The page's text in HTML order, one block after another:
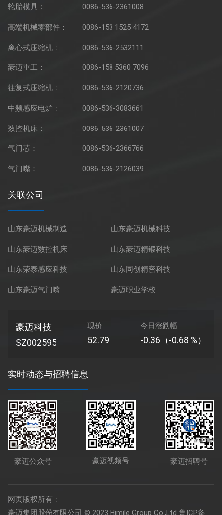
轮胎模具： 0086-536-2361008
高端机械零部件： 0086-153 1525 4172
离心式压缩机： 0086-536-2532111
豪迈重工： 0086-158 5360 7096
往复式压缩机： 0086-536-2120736
中频感应电炉： 0086-536-3083661
数控机床： 0086-536-2361007
气门芯： 0086-536-2366766
气门嘴： 0086-536-2126039
关联公司
山东豪迈机械制造 山东豪迈机械科技
山东豪迈数控机床 山东豪迈精锻科技
山东荣泰感应科技 山东同创精密科技
山东豪迈气门嘴 豪迈职业学校
豪迈科技
SZ002595
现价
52.79
今日涨跌幅
-0.36（-0.68 %）
实时动态与招聘信息
豪迈公众号 豪迈视频号 豪迈招聘号
网页版权所有：
豪迈集团股份有限公司 © 2023 Himile Group Co.,Ltd鲁ICP备